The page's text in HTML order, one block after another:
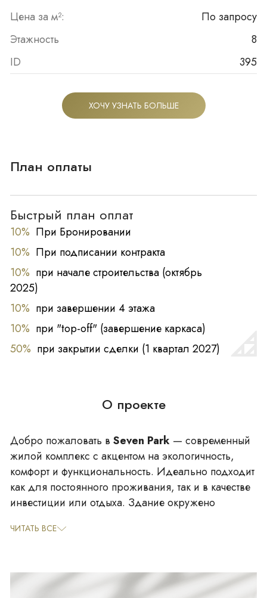
Цена за м²:
По запросу
Этажность
8
ID
395
ХОЧУ УЗНАТЬ БОЛЬШЕ
План оплаты
Быстрый план оплат
10% При Бронировании
10% При подписании контракта
10% при начале строительства (октябрь
2025)
10% при завершении 4 этажа
10% при "top-off" (завершение каркаса)
50% при закрытии сделки (1 квартал 2027)
О проекте
Добро пожаловать в Seven Park — современный
жилой комплекс с акцентом на экологичность,
комфорт и функциональность. Идеально подходит
как для постоянного проживания, так и в качестве
инвестиции или отдыха. Здание окружено
🏢 О здании
аренды
ЧИТАТЬ ВСЕ